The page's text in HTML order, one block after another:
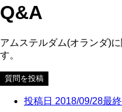
Q&A
アムステルダム(オランダ)
す。
質問を投稿
投稿日 2018/09/28最